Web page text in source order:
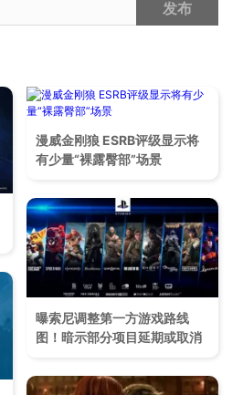
发布
漫威金刚狼 ESRB评级显示将
有少量“裸露臀部”场景
曝索尼调整第一方游戏路线
图！暗示部分项目延期或取消